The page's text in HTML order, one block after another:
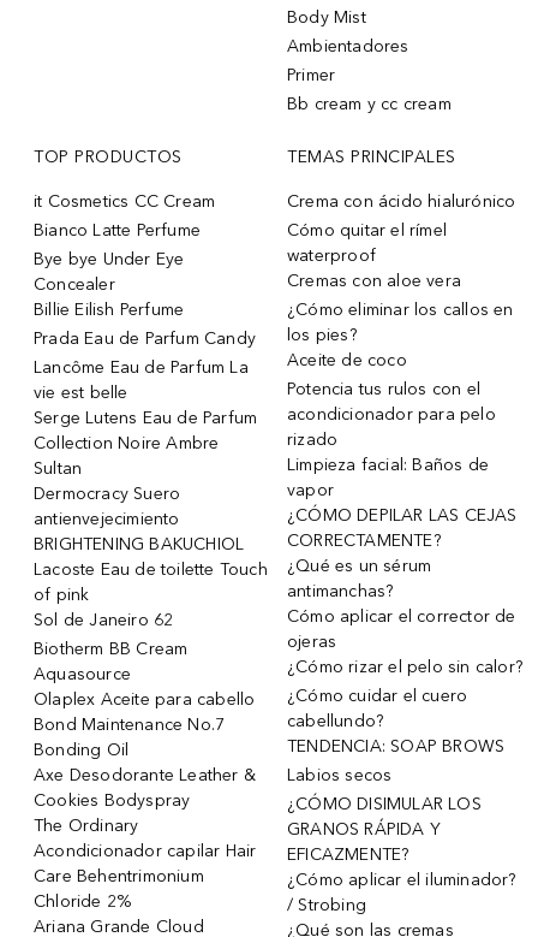
Body Mist
Ambientadores
Primer
Bb cream y cc cream
TOP PRODUCTOS
it Cosmetics CC Cream
Bianco Latte Perfume
Bye bye Under Eye
Concealer
Billie Eilish Perfume
Prada Eau de Parfum Candy
Lancôme Eau de Parfum La
vie est belle
Serge Lutens Eau de Parfum
Collection Noire Ambre
Sultan
Dermocracy Suero
antienvejecimiento
BRIGHTENING BAKUCHIOL
Lacoste Eau de toilette Touch
of pink
Sol de Janeiro 62
Biotherm BB Cream
Aquasource
Olaplex Aceite para cabello
Bond Maintenance No.7
Bonding Oil
Axe Desodorante Leather &
Cookies Bodyspray
The Ordinary
Acondicionador capilar Hair
Care Behentrimonium
Chloride 2%
Ariana Grande Cloud
TEMAS PRINCIPALES
Crema con ácido hialurónico
Cómo quitar el rímel
waterproof
Cremas con aloe vera
¿Cómo eliminar los callos en
los pies?
Aceite de coco
Potencia tus rulos con el
acondicionador para pelo
rizado
Limpieza facial: Baños de
vapor
¿CÓMO DEPILAR LAS CEJAS
CORRECTAMENTE?
¿Qué es un sérum
antimanchas?
Cómo aplicar el corrector de
ojeras
¿Cómo rizar el pelo sin calor?
¿Cómo cuidar el cuero
cabellundo?
TENDENCIA: SOAP BROWS
Labios secos
¿CÓMO DISIMULAR LOS
GRANOS RÁPIDA Y
EFICAZMENTE?
¿Cómo aplicar el iluminador?
/ Strobing
¿Qué son las cremas